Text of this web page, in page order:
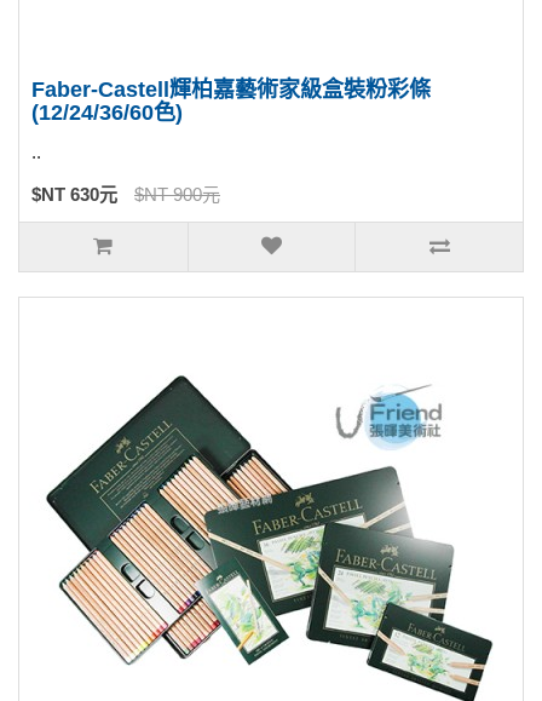
Faber-Castell輝柏嘉藝術家級盒裝粉彩條
(12/24/36/60色)
..
$NT 630元 $NT 900元